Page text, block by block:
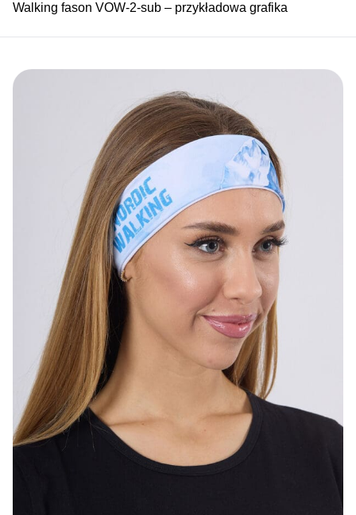
Walking fason VOW-2-sub – przykładowa grafika